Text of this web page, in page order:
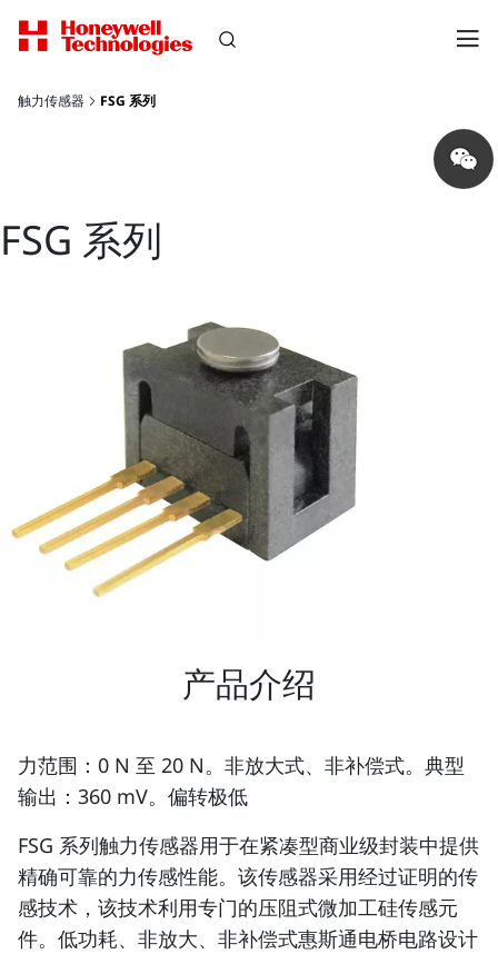
触力传感器 FSG 系列
Share
on
wechat
FSG 系列
产品介绍
力范围：0 N 至 20 N。非放大式、非补偿式。典型
输出：360 mV。偏转极低
FSG 系列触力传感器用于在紧凑型商业级封装中提供
精确可靠的力传感性能。该传感器采用经过证明的传
感技术，该技术利用专门的压阻式微加工硅传感元
件。低功耗、非放大、非补偿式惠斯通电桥电路设计